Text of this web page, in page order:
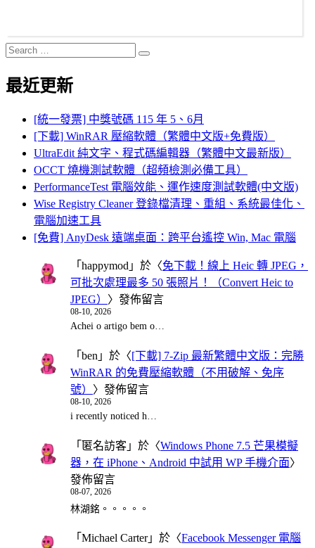
Search
for:
Search
最近更新
[統一發票] 中獎號碼 115 年 5、6月
[下載] WinRAR 壓縮軟體（繁體中文版+免費版）
UltraEdit 純文字、程式碼編輯器（繁體中文最新版）
OCCT 燒機測試軟體（超頻檢測必備工具）
PerformanceTest 電腦效能、運作速度測試軟體(中文版)
Wise Registry Cleaner 登錄檔清理、重組、系統最佳化、
電腦加速工具
[免費] AnyDesk 遠端桌面：跨平台遙控 Win, Mac 電腦
「 happymod 」於〈免下載！線上 Heic 轉 JPEG，
可批次處理最多 50 張照片！（Convert Heic to
JPEG） 〉發佈留言
08-10, 2026
Achei o artigo bem o…
「 ben 」於〈[下載] 7-Zip 最新繁體中文版：完勝
WinRAR 的免費壓縮軟體（不用破解、免序
號） 〉發佈留言
08-10, 2026
i recently noticed h…
「 匿名訪客 」於〈Windows Phone 7.5 芒果模擬
器，在 iPhone、Android 中試用 WP 手機介面〉
發佈留言
08-07, 2026
林湖銘。。。。。
「 Michael Carter」於〈Facebook Messenger 電腦